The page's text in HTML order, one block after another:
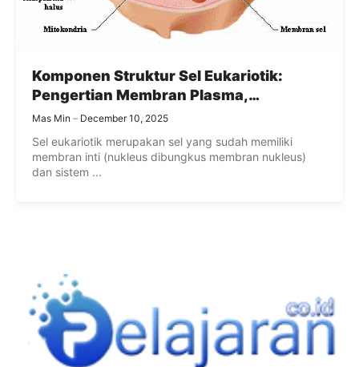
Komponen Struktur Sel Eukariotik:
Pengertian Membran Plasma,
Sitoplasma, Dan Organel-Organel
Terlengkap
Mas Min December 10, 2025
Sel eukariotik merupakan sel yang sudah memiliki
membran inti (nukleus dibungkus membran nukleus)
dan sistem ...